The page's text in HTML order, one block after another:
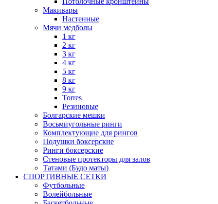
Макивары
Настенные
Мячи медболы
1 кг
2 кг
3 кг
4 кг
5 кг
8 кг
9 кг
Torres
Резиновые
Болгарские мешки
Восьмиугольные ринги
Комплектующие для рингов
Подушки боксерские
Ринги боксерские
Стеновые протекторы для залов
Татами (Будо маты)
СПОРТИВНЫЕ СЕТКИ
Футбольные
Волейбольные